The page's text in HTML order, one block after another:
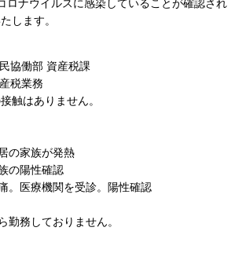
ロナウイルスに感染していることが確認され
します。
協働部 資産税課
税業務
触はありません。
の家族が発熱
の陽性確認
。医療機関を受診。陽性確認
勤務しておりません。